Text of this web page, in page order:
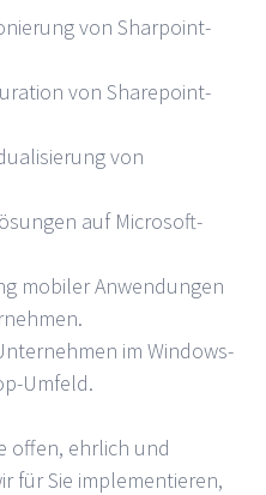
von Sharpoint-
von Sharepoint-
von
auf Microsoft-
mobiler Anwendungen
im Windows-
Umfeld.
offen, ehrlich und
für Sie implementieren,